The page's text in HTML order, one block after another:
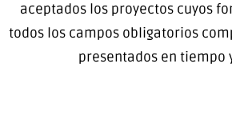
aceptados los proyectos cuyos
todos los campos obligatorios
presentados en tiempo